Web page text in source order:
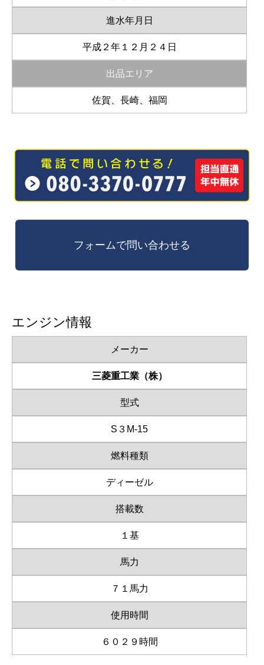
進水年月日
平成２年１２月２４日
出品エリア
佐賀、長崎、福岡
エンジン情報
メーカー
三菱重工業（株）
型式
S３M-15
燃料種類
ディーゼル
搭載数
１基
馬力
７１馬力
使用時間
６０２９時間